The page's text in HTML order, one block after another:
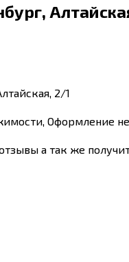
2/1
Оформление
а так же